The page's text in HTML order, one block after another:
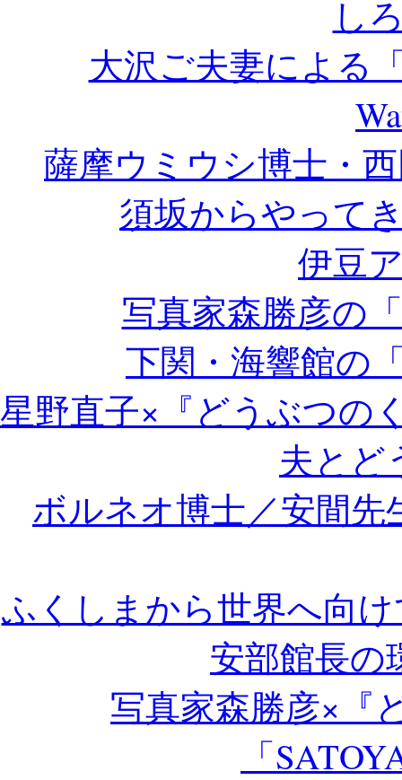
し
大沢ご夫妻による
薩摩ウミウシ博士・西
須坂からやって
伊豆
写真家森勝彦の
下関・海響館の
星野直子×『どうぶつの
夫とど
ボルネオ博士／安間
ふくしまから世界へ向
安部館長の
写真家森勝彦×『
「